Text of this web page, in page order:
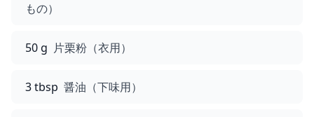
もの）
50 g 片栗粉（衣用）
3 tbsp 醤油（下味用）